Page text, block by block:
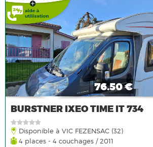
76.50 €
BURSTNER IXEO TIME IT 734
Disponible à VIC FEZENSAC (32)
4 places - 4 couchages / 2011